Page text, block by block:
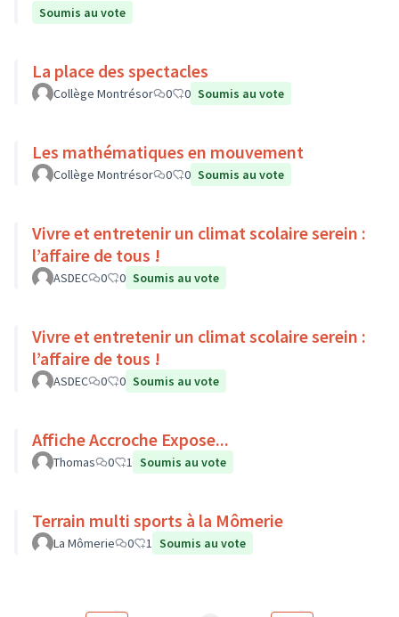
Soumis au vote
La place des spectacles
Collège Montrésor 0 0 Soumis au vote
Les mathématiques en mouvement
Collège Montrésor 0 0 Soumis au vote
Vivre et entretenir un climat scolaire serein :
l’affaire de tous !
ASDEC 0 0 Soumis au vote
Vivre et entretenir un climat scolaire serein :
l’affaire de tous !
ASDEC 0 0 Soumis au vote
Affiche Accroche Expose...
Thomas 0 1 Soumis au vote
Terrain multi sports à la Mômerie
La Mômerie 0 1 Soumis au vote